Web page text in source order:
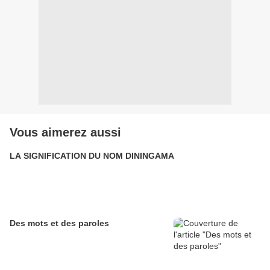
Vous aimerez aussi
LA SIGNIFICATION DU NOM DININGAMA
Des mots et des paroles